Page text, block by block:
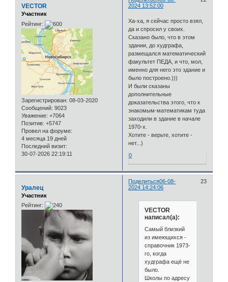
2024 13:52:00
VECTOR
Участник
Рейтинг:
Зарегистрирован: 08-03-2020
Сообщений: 9023
Уважение: +7064
Позитив: +5747
Провел на форуме:
4 месяца 19 дней
Последний визит:
30-07-2026 22:19:11
Ха-ха, я сейчас просто взял,
да и спросил у своих.
Сказано было, что в этом
здании, до худграфа,
размещался математический
факультет ПЕДА, и что, мол,
именно для него это здание и
было построено.)))
И были сказаны
дополнительные
доказательства этого, что к
знакомым-математикам туда
заходили в здание в начале
1970-х.
Хотите - верьте, хотите -
нет...)
0
Поделиться 23
06-08-
2024 14:24:06
Уралец
Участник
Рейтинг:
VECTOR
написал(а):
Самый близкий
из имеющихся -
справочник 1973-
го, когда
худграфа ещё не
было.
Школы по адресу